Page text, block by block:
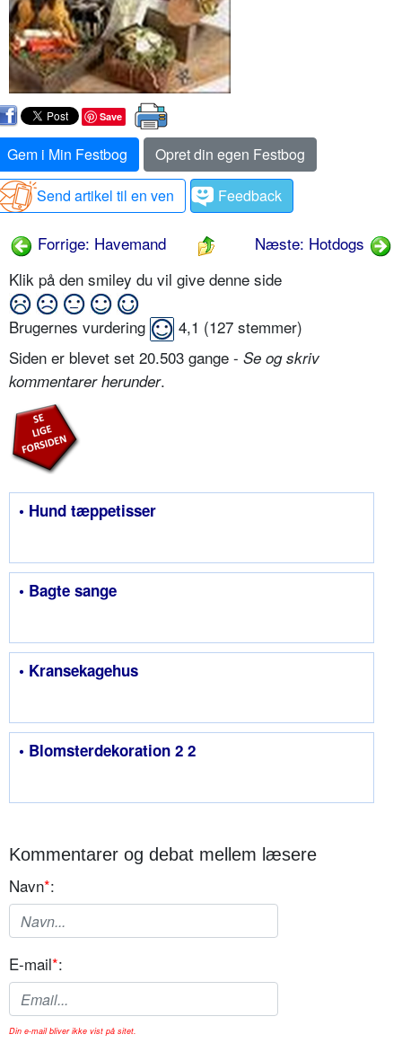
Save
Gem i Min Festbog
Opret din egen Festbog
Send artikel til en ven
Feedback
Forrige: Havemand
Næste: Hotdogs
Klik på den smiley du vil give denne side
Brugernes vurdering 4,1 (127 stemmer)
Siden er blevet set 20.503 gange - Se og skriv
kommentarer herunder.
• Hund tæppetisser
• Bagte sange
• Kransekagehus
• Blomsterdekoration 2 2
Kommentarer og debat mellem læsere
Navn*:
E-mail*:
Din e-mail bliver ikke vist på sitet.